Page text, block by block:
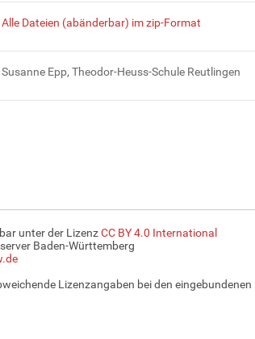
Alle Dateien (abänderbar) im zip-Format
Susanne Epp, Theodor-Heuss-Schule Reutlingen
unter der LizenzCC BY 4.0 International
Baden-Württemberg
Lizenzangaben bei den